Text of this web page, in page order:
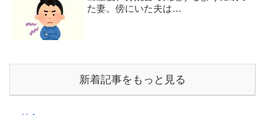
た妻。傍にいた夫は…
新着記事をもっと見る